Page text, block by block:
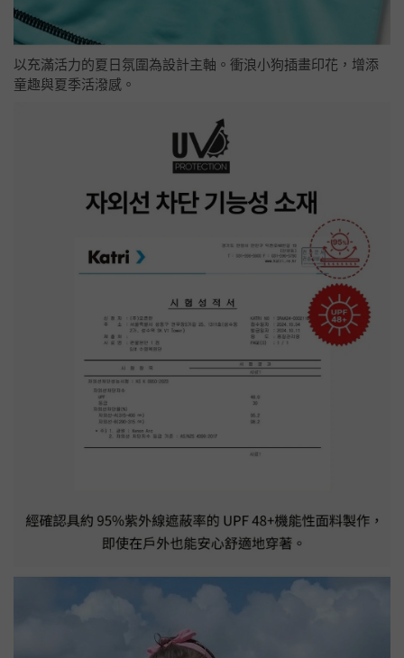
以充滿活力的夏日氛圍為設計主軸。衝浪小狗插畫印花，增添
童趣與夏季活潑感。